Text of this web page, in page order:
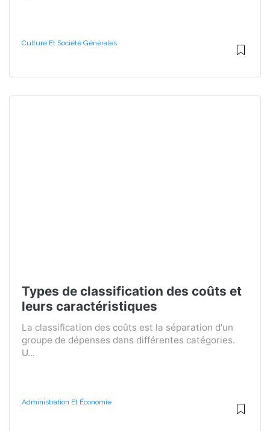
Culture Et Société Générales
Types de classification des coûts et
leurs caractéristiques
La classification des coûts est la séparation d'un
groupe de dépenses dans différentes catégories.
U...
Administration Et Économie